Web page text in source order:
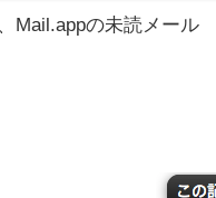
Mail.appの未読メール